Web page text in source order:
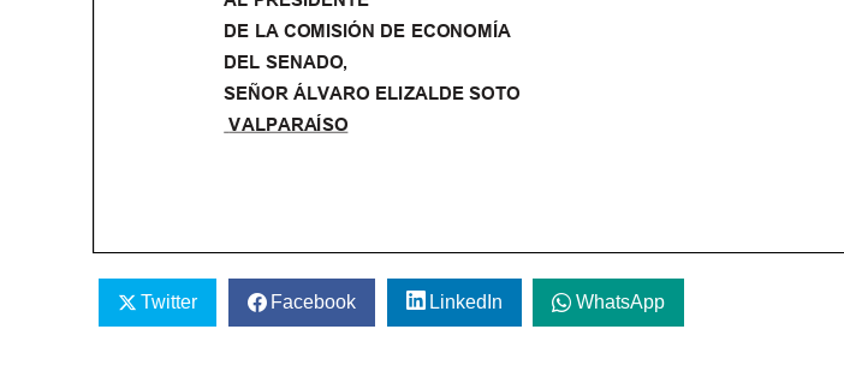
Twitter Facebook LinkedIn WhatsApp